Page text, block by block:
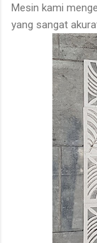
Mesin kami
yang sangat